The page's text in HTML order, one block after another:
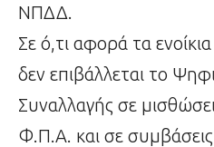
ΝΠΔΔ.
Σε ό,τι αφορά τα ενοίκια
δεν επιβάλλεται το
Συναλλαγής σε
Φ.Π.Α. και σε